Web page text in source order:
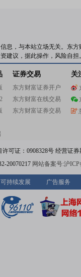
息，与本站立场无关。东
建议，据此操作，风险自担
证券交易
东方财富证券开户
东方财富在线交易
东方财富证券交易
关
可证：0908328号 经营证
20070217 网站备案号:沪
可持续发展 广告服务